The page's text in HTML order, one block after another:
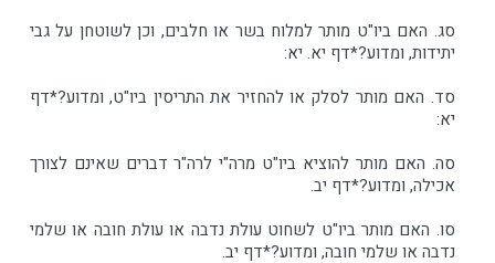
סג. האם ביו"ט מותר למלוח בשר או חלבים, וכן לשוטחן על גבי
יתידות, ומדוע?*דף יא. יא:
סד. האם מותר לסלק או להחזיר את התריסין ביו"ט, ומדוע?*דף
יא:
סה. האם מותר להוציא ביו"ט מרה"י לרה"ר דברים שאינם לצורך
אכילה, ומדוע?*דף יב.
סו. האם מותר ביו"ט לשחוט עולת נדבה או עולת חובה או שלמי
נדבה או שלמי חובה, ומדוע?*דף יב.